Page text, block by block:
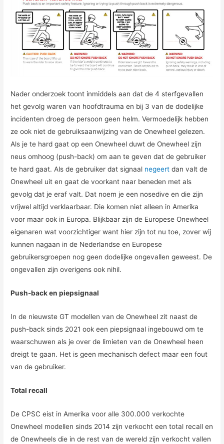
Nader onderzoek toont inmiddels aan dat de 4 sterfgevallen
het gevolg waren van hoofdtrauma en bij 3 van de dodelijke
incidenten droeg de persoon geen helm. Vermoedelijk hebben
ze ook niet de gebruiksaanwijzing van de Onewheel gelezen.
Als je te hard gaat op een Onewheel duwt de Onewheel zijn
neus omhoog (push-back) om aan te geven dat de gebruiker
te hard gaat. Als de gebruiker dat signaal negeert dan valt de
Onewheel uit en gaat de voorkant naar beneden met als
gevolg dat je eraf valt. Dat noem je een nosedive en die zijn
vrijwel altijd verklaarbaar. Die komen niet alleen in Amerika
voor maar ook in Europa. Blijkbaar zijn de Europese Onewheel
eigenaren wat voorzichtiger want hier zijn tot nu toe, zover wij
kunnen nagaan in de Nederlandse en Europese
gebruikersgroepen nog geen dodelijke ongevallen geweest. De
ongevallen zijn overigens ook nihil.
Push-back en piepsignaal
In de nieuwste GT modellen van de Onewheel zit naast de
push-back sinds 2021 ook een piepsignaal ingebouwd om te
waarschuwen als je over de limieten van de Onewheel heen
dreigt te gaan. Het is geen mechanisch defect maar een fout
van de gebruiker.
Total recall
De CPSC eist in Amerika voor alle 300.000 verkochte
Onewheel modellen sinds 2014 zijn verkocht een total recall en
de Onewheels die in de rest van de wereld zijn verkocht vallen